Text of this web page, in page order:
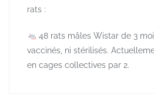
rats :
48 rats mâles Wistar de 3
vaccinés, ni stérilisés.
en cages collectives par 2.